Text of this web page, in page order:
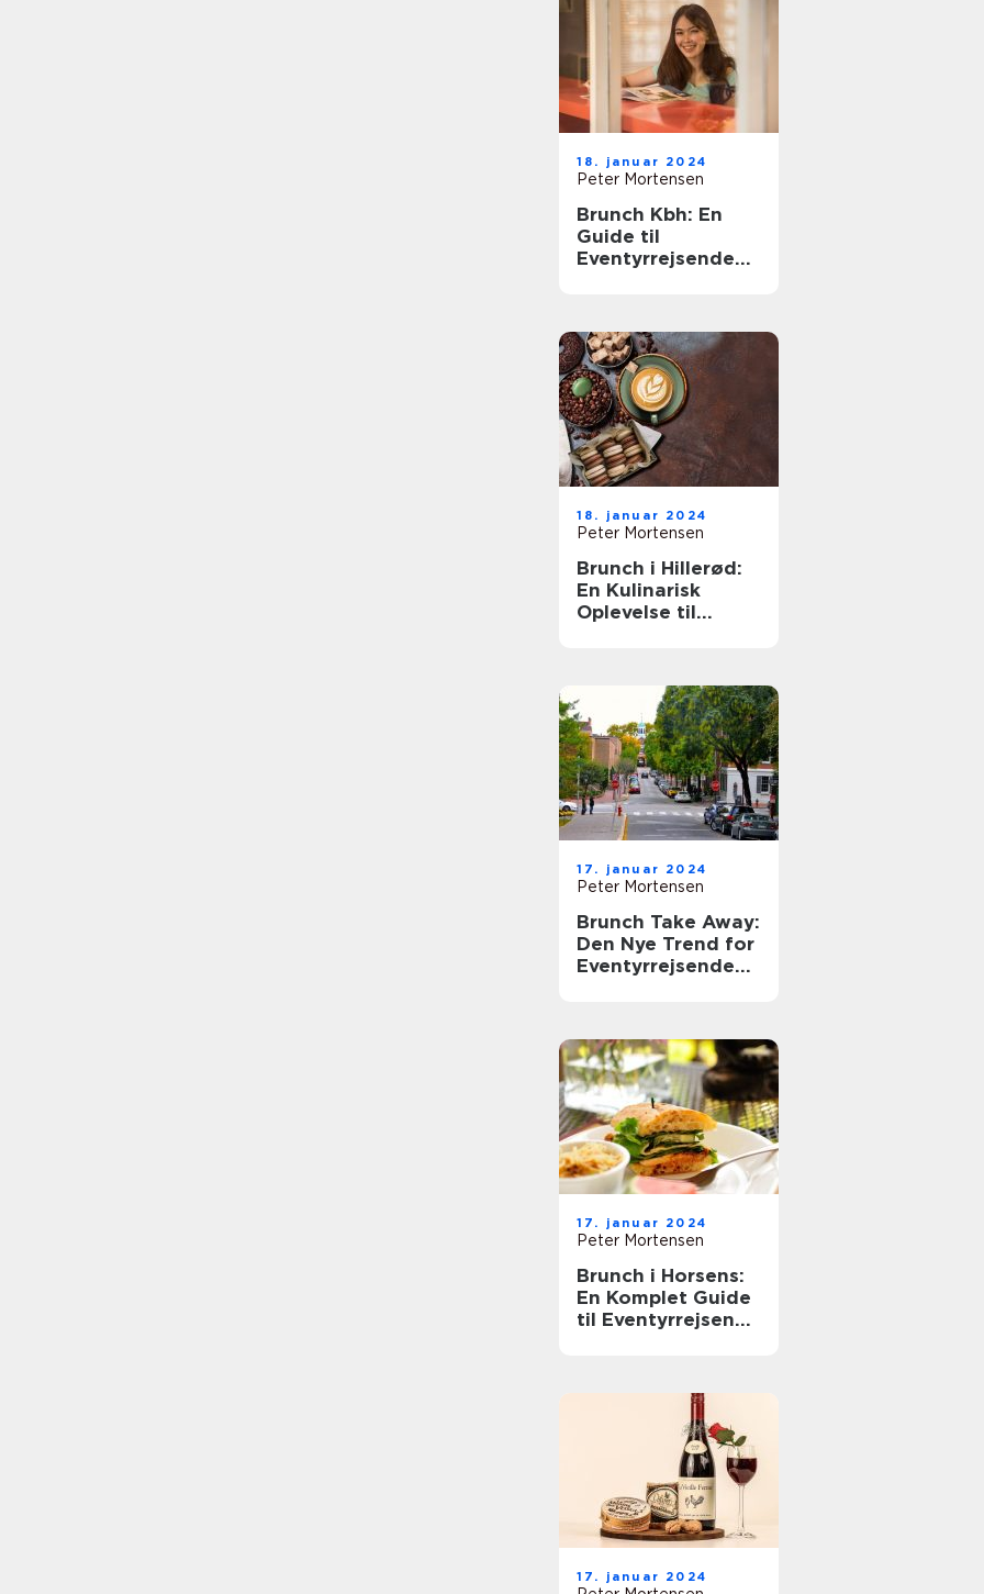
18. januar 2024
Peter Mortensen
Brunch Kbh: En
Guide til
Eventyrrejsende
18. januar 2024
Peter Mortensen
Brunch i Hillerød:
En Kulinarisk
Oplevelse til
17. januar 2024
Peter Mortensen
Brunch Take Away:
Den Nye Trend for
Eventyrrejsende
17. januar 2024
Peter Mortensen
Brunch i Horsens:
En Komplet Guide
til Eventyrrejsende
17. januar 2024